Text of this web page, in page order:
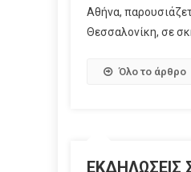
Αθήνα,
Θεσσαλονίκη, σε
Όλο το άρθρο
ΕΚΔΗΛΩΣΕΙΣ